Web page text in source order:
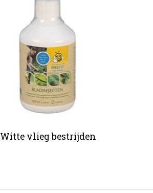
Witte vlieg bestrijden